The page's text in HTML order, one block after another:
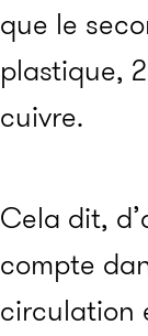
que le
plastique,
cuivre.
Cela dit,
compte
circulation